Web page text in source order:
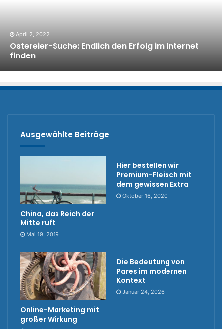
April 2, 2022
Ostereier-Suche: Endlich den Erfolg im Internet
finden
Ausgewählte Beiträge
China, das Reich der
Mitte ruft
Mai 19, 2019
Hier bestellen wir
Premium-Fleisch mit
dem gewissen Extra
Oktober 16, 2020
Online-Marketing mit
großer Wirkung
Die Bedeutung von
Pares im modernen
Kontext
Januar 24, 2026